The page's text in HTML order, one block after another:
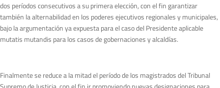
dos períodos consecutivos a su primera elección, con el fin garantizar
también la alternabilidad en los poderes ejecutivos regionales y municipales,
bajo la argumentación ya expuesta para el caso del Presidente aplicable
mutatis mutandis para los casos de gobernaciones y alcaldías.
Finalmente se reduce a la mitad el período de los magistrados del Tribunal